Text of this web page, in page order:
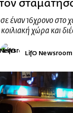
έναν 16χρονο στο
χώρα και
LifO Newsroom